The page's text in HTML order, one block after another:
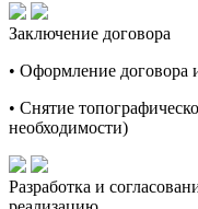
Заключение договора
• Оформление договора
• Снятие
необходимости)
Разработка и